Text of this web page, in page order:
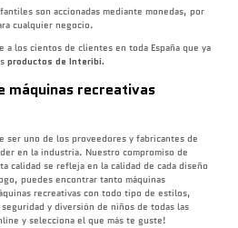
son accionadas mediante monedas, por
cualquier negocio.
a los cientos de clientes en toda España que ya
productos de Interibi.
máquinas recreativas
ser uno de los proveedores y fabricantes de
en la industria. Nuestro compromiso de
calidad se refleja en la calidad de cada diseño
puedes encontrar tanto máquinas
recreativas con todo tipo de estilos,
y diversión de niños de todas las
y selecciona el que más te guste!